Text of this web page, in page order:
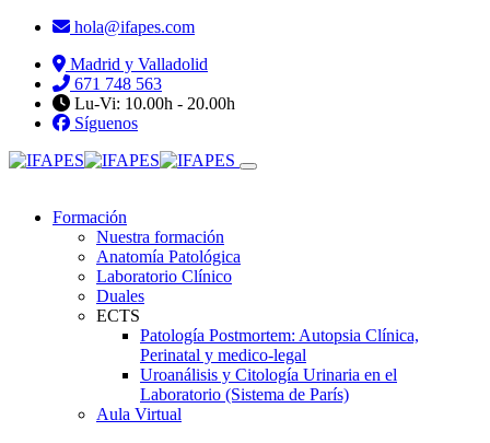
hola@ifapes.com
Madrid y Valladolid
671 748 563
Lu-Vi: 10.00h - 20.00h
Síguenos
Formación
Nuestra formación
Anatomía Patológica
Laboratorio Clínico
Duales
ECTS
Patología Postmortem: Autopsia Clínica,
Perinatal y medico-legal
Uroanálisis y Citología Urinaria en el
Laboratorio (Sistema de París)
Aula Virtual